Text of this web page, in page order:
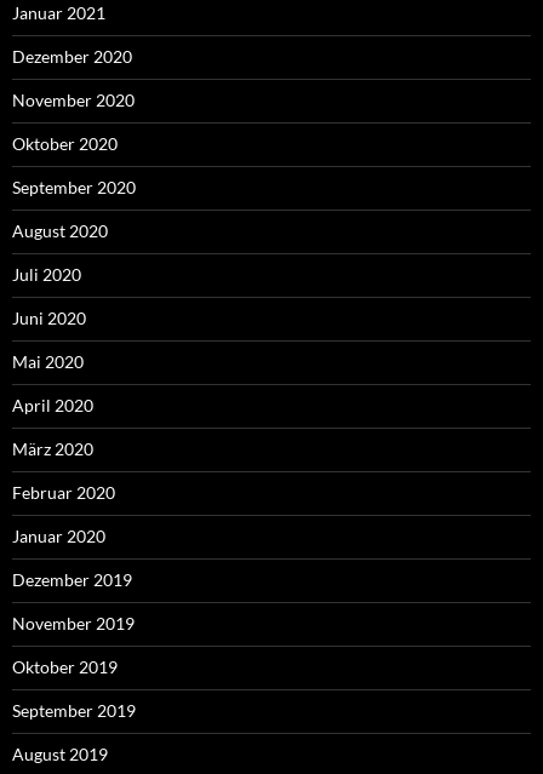
Januar 2021
Dezember 2020
November 2020
Oktober 2020
September 2020
August 2020
Juli 2020
Juni 2020
Mai 2020
April 2020
März 2020
Februar 2020
Januar 2020
Dezember 2019
November 2019
Oktober 2019
September 2019
August 2019